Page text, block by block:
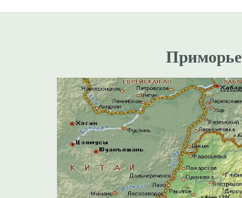
Приморье